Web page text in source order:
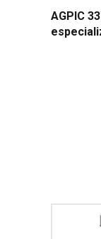
AGPIC